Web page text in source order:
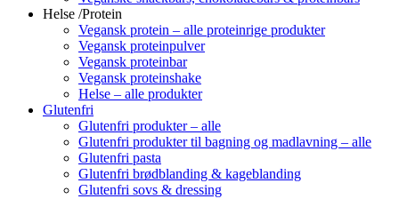
Helse /Protein
Vegansk protein – alle proteinrige produkter
Vegansk proteinpulver
Vegansk proteinbar
Vegansk proteinshake
Helse – alle produkter
Glutenfri
Glutenfri produkter – alle
Glutenfri produkter til bagning og madlavning – alle
Glutenfri pasta
Glutenfri brødblanding & kageblanding
Glutenfri sovs & dressing